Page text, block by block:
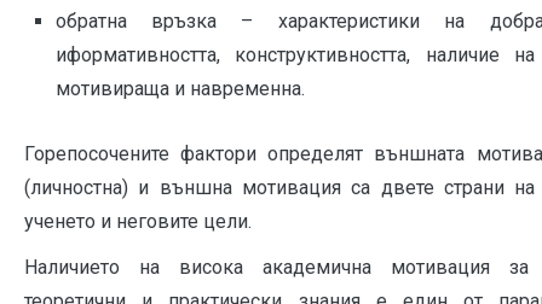
обратна връзка – характеристики на
иформативността, конструктивността, наличие
мотивираща и навременна.
Горепосочените фактори определят външната
(личностна) и външна мотивация са двете страни
ученето и неговите цели.
Наличието на висока академична мотивация за